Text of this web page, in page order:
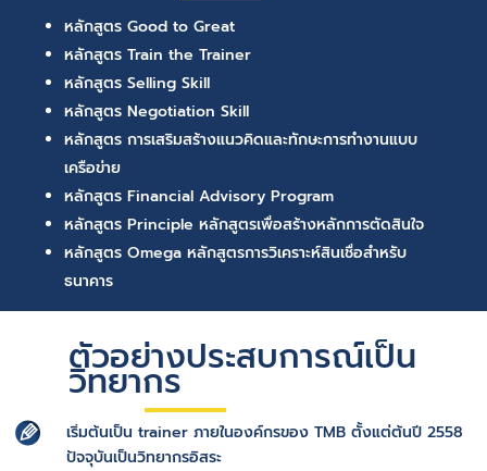
หลักสูตร Good to Great
หลักสูตร Train the Trainer
หลักสูตร Selling Skill
หลักสูตร Negotiation Skill
หลักสูตร การเสริมสร้างแนวคิดและทักษะการทำงานแบบ
เครือข่าย
หลักสูตร Financial Advisory Program
หลักสูตร Principle หลักสูตรเพื่อสร้างหลักการตัดสินใจ
หลักสูตร Omega หลักสูตรการวิเคราะห์สินเชื่อสำหรับ
ธนาคาร
ตัวอย่างประสบการณ์เป็น
วิทยากร
เริ่มต้นเป็น trainer ภายในองค์กรของ TMB ตั้งแต่ต้นปี 2558
ปัจจุบันเป็นวิทยากรอิสระ